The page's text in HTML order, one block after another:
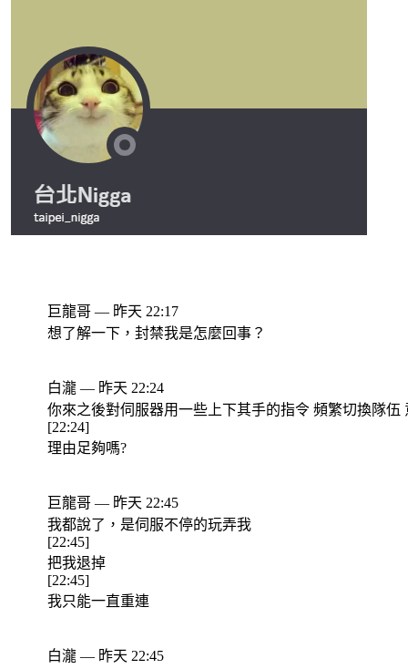
巨龍哥 — 昨天 22:17
想了解一下，封禁我是怎麼回事？
白瀧 — 昨天 22:24
你來之後對伺服器用一些上下其手的指令 頻繁切換隊伍
[22:24]
理由足夠嗎?
巨龍哥 — 昨天 22:45
我都說了，是伺服不停的玩弄我
[22:45]
把我退掉
[22:45]
我只能一直重連
白瀧 — 昨天 22:45